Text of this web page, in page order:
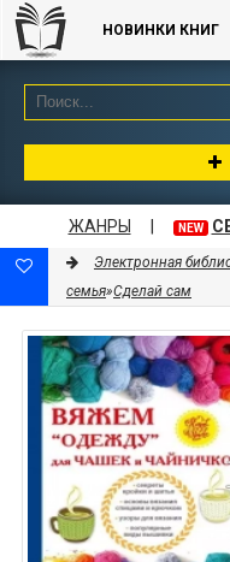
НОВИНКИ КНИГ
ЖАНРЫ NEW
Электронная
семья»Сделай сам